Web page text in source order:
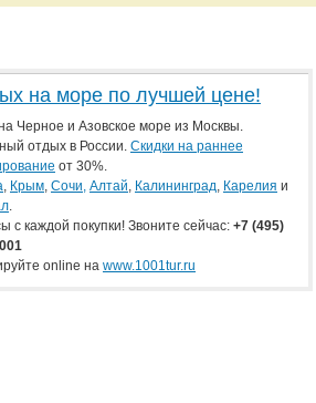
на море по лучшей цене!
Черное и Азовское море из Москвы.
отдых в России. Скидки на раннее
от 30%.
, Крым, Сочи, Алтай, Калининград, Карелия и
.
с каждой покупки! Звоните сейчас: +7 (495)
online на www.1001tur.ru